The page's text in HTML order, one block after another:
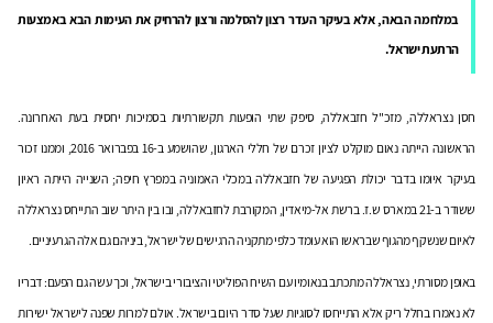
במלחמה הבאה, אלא בעיקר העדר רצון להסלמה ורצון להרחיק את העימות הבא באמצעות
הרתעת ישראל.
חסן נצראללה, מזכ"ל חזבאללה, סיפק שתי הופעות תקשורתיות בסמיכות יחסית בעת האחרונה.
הראשונה הייתה נאום מוקלט לציון זכרם של חללי הארגון, שהושמע ב-16 בפברואר 2016, וממנו זכור
בעיקר איומו בדבר יכולת הפגיעה של חזבאללה במכלי האמוניה במפרץ חיפה; השנייה הייתה ראיון
ששודר ב-21 במארס ש.ז. ברשת אל-מיאדין, המקורבת לחזבאללה, ובו בין היתר שוב התייחס נצראללה
לאיום שנשקף מהגוף שבראשו הוא עומד כלפי מתקניה הרגישים של ישראל, ביניהם גם אלה הגרעיניים.
באופן מסורתי, נצראללה מתכתב בנאומיו עם השיח הפוליטי והציבורי בישראל, וכך עשה גם הפעם: דבריו
לא נאמרו בחלל ריק אלא התייחסו לסוגיות שעל סדר היום בישראל. אולם למרות שפנה לישראל ישירות